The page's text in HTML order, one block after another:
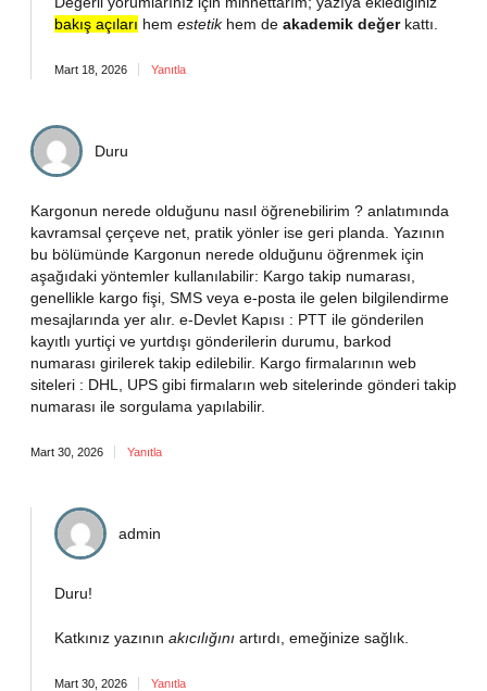
bakış açıları hem estetikhem de akademik değerkattı.
Mart 18, 2026 Yanıtla
Duru
Kargonun nerede olduğunu nasıl öğrenebilirim ? anlatımında
kavramsal çerçeve net, pratik yönler ise geri planda. Yazının
bu bölümünde Kargonun nerede olduğunu öğrenmek için
aşağıdaki yöntemler kullanılabilir: Kargo takip numarası,
genellikle kargo fişi, SMS veya e-posta ile gelen bilgilendirme
mesajlarında yer alır. e-Devlet Kapısı : PTT ile gönderilen
kayıtlı yurtiçi ve yurtdışı gönderilerin durumu, barkod
numarası girilerek takip edilebilir. Kargo firmalarının web
siteleri : DHL, UPS gibi firmaların web sitelerinde gönderi takip
numarası ile sorgulama yapılabilir.
Mart 30, 2026 Yanıtla
admin
Duru!
Katkınız yazının akıcılığını artırdı, emeğinize sağlık.
Mart 30, 2026 Yanıtla